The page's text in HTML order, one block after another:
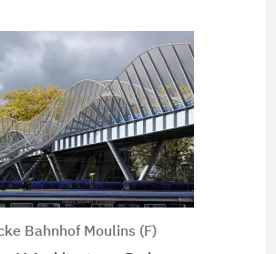
Bahnhof Moulins (F)